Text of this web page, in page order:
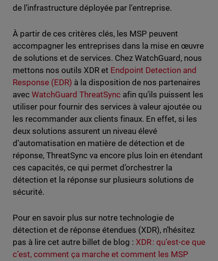
de l’infrastructure déployée par l’entreprise.
À partir de ces critères clés, les MSP peuvent
accompagner les entreprises dans la mise en œuvre
de solutions et de services. Chez WatchGuard, nous
mettons nos outils XDR et Endpoint Detection and
Response (EDR) à la disposition de nos partenaires
avec WatchGuard ThreatSyncafin qu’ils puissent les
utiliser pour fournir des services à valeur ajoutée ou
les recommander aux clients finaux. En effet, si les
deux solutions assurent un niveau élevé
d’automatisation en matière de détection et de
réponse, ThreatSync va encore plus loin en étendant
ces capacités, ce qui permet d’orchestrer la
détection et la réponse sur plusieurs solutions de
sécurité.
Pour en savoir plus sur notre technologie de
détection et de réponse étendues (XDR), n’hésitez
pas à lire cet autre billet de blog :XDR : qu’est-ce que
c’est, comment ça marche et comment les MSP